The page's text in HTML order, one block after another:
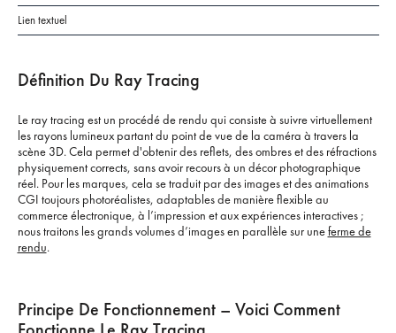
Lien textuel
Définition Du Ray Tracing
Le ray tracing est un procédé de rendu qui consiste à suivre virtuellement
les rayons lumineux partant du point de vue de la caméra à travers la
scène 3D. Cela permet d'obtenir des reflets, des ombres et des réfractions
physiquement corrects, sans avoir recours à un décor photographique
réel. Pour les marques, cela se traduit par des images et des animations
CGI toujours photoréalistes, adaptables de manière flexible au
commerce électronique, à l’impression et aux expériences interactives ;
nous traitons les grands volumes d’images en parallèle sur uneferme de
rendu.
Principe De Fonctionnement – Voici Comment